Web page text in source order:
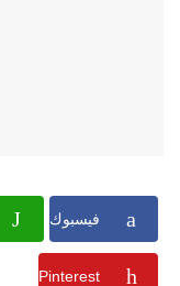
فيسبوك
Pinterest